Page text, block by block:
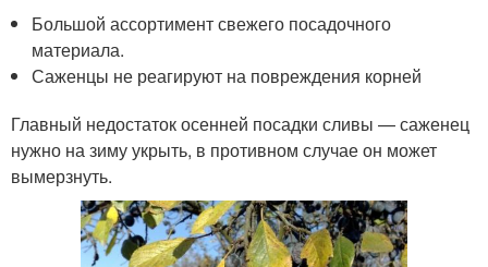
Большой ассортимент свежего посадочного
материала.
Саженцы не реагируют на повреждения корней
Главный недостаток осенней посадки сливы — саженец
нужно на зиму укрыть, в противном случае он может
вымерзнуть.